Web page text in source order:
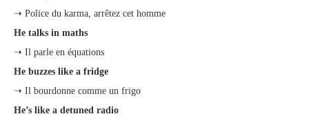
➝ Police du karma, arrêtez cet homme
He talks in maths
➝ Il parle en équations
He buzzes like a fridge
➝ Il bourdonne comme un frigo
He’s like a detuned radio